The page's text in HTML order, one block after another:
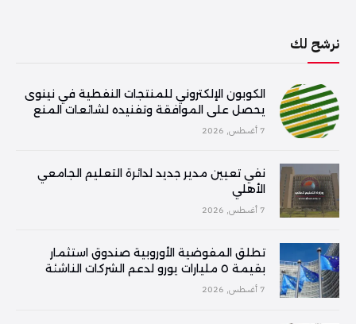
نرشح لك
الكوبون الإلكتروني للمنتجات النفطية في نينوى
يحصل على الموافقة وتفنيده لشائعات المنع
7 أغسطس, 2026
نفي تعيين مدير جديد لدائرة التعليم الجامعي
الأهلي
7 أغسطس, 2026
تطلق المفوضية الأوروبية صندوق استثمار
بقيمة ٥ مليارات يورو لدعم الشركات الناشئة
7 أغسطس, 2026